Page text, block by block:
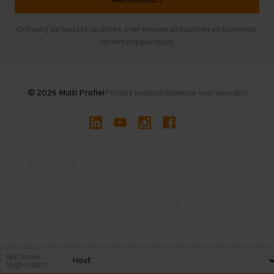
Gebruikte entresolvloeren
Ontvang de laatste updates over nieuwe producten en komende
uitverkoopperiodes
© 2026 Multi ProfielPrivacy beleidAlgemene voorwaarden
Materiaal
legborden: